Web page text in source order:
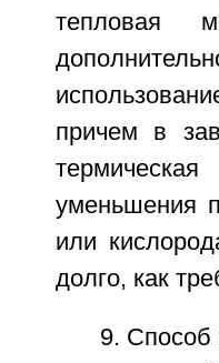
тепловая
причем в
уменьшения
или
долго, как
9.